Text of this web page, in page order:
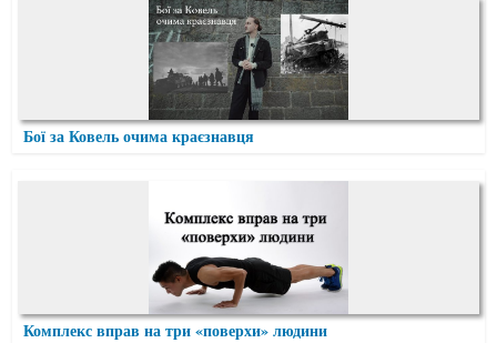
Бої за Ковель очима краєзнавця
Комплекс вправ на три «поверхи» людини